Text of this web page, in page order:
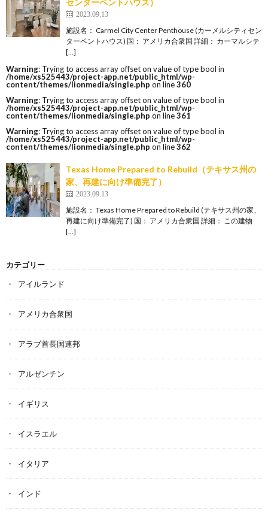
センターペントハウス）
2023.09.13
施設名： Carmel City Center Penthouse (カーメルシティセン
ターペントハウス) 国： アメリカ合衆国 詳細： カーマルシテ
[…]
Warning: Trying to access array offset on value of type bool in
/home/xs525443/project-app.net/public_html/wp-
content/themes/lionmedia/single.php on line360
Warning: Trying to access array offset on value of type bool in
/home/xs525443/project-app.net/public_html/wp-
content/themes/lionmedia/single.php on line361
Warning: Trying to access array offset on value of type bool in
/home/xs525443/project-app.net/public_html/wp-
content/themes/lionmedia/single.php on line362
Texas Home Prepared to Rebuild（テキサス州の
家、再建に向け準備完了）
2023.09.13
施設名： Texas Home Prepared to Rebuild (テキサス州の家、
再建に向け準備完了) 国： アメリカ合衆国 詳細： この建物
[…]
カテゴリー
アイルランド
アメリカ合衆国
アラブ首長国連邦
アルゼンチン
イギリス
イスラエル
イタリア
インド